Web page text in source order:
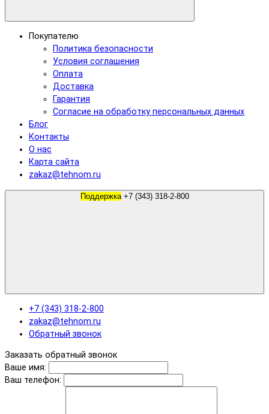
Покупателю
Политика безопасности
Условия соглашения
Оплата
Доставка
Гарантия
Согласие на обработку персональных данных
Блог
Контакты
О нас
Карта сайта
zakaz@tehnom.ru
Поддержка +7 (343) 318-2-800
+7 (343) 318-2-800
zakaz@tehnom.ru
Обратный звонок
Заказать обратный звонок
Ваше имя:
Ваш телефон: